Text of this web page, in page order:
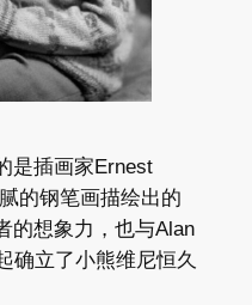
是​插画​家​Ernest
的​钢笔​画描​绘出​的​
的​想象力，​也​与Alan
确立​了小熊​维尼​恒久​